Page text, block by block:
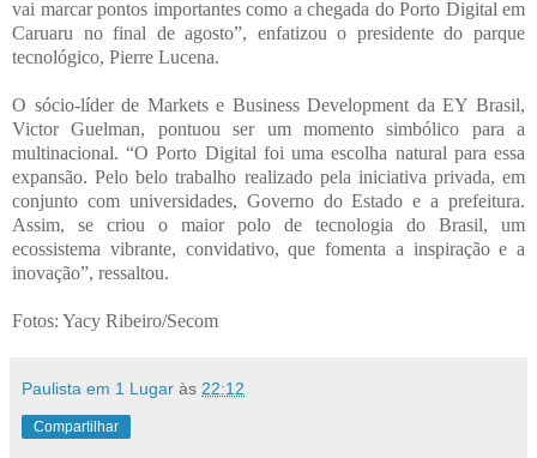
vai marcar pontos importantes como a chegada do Porto Digital em
Caruaru no final de agosto”, enfatizou o presidente do parque
tecnológico, Pierre Lucena.
O sócio-líder de Markets e Business Development da EY Brasil,
Victor Guelman, pontuou ser um momento simbólico para a
multinacional. “O Porto Digital foi uma escolha natural para essa
expansão. Pelo belo trabalho realizado pela iniciativa privada, em
conjunto com universidades, Governo do Estado e a prefeitura.
Assim, se criou o maior polo de tecnologia do Brasil, um
ecossistema vibrante, convidativo, que fomenta a inspiração e a
inovação”, ressaltou.
Fotos: Yacy Ribeiro/Secom
Paulista em 1 Lugar às 22:12
Compartilhar